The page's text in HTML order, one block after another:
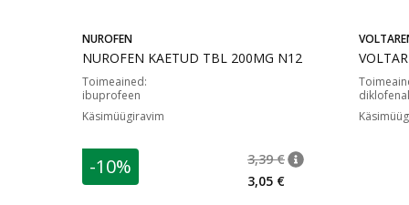
NUROFEN
NUROFEN KAETUD TBL 200MG N12
Toimeained:
ibuprofeen
Käsimüügiravim
-10% 3,39 €
nõuanne
Tavaline hind
3,05 €